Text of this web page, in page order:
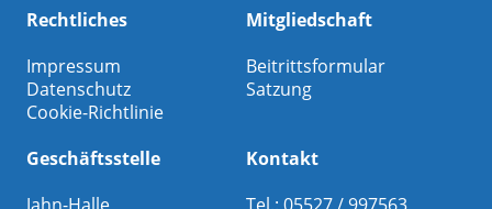
Rechtliches
Impressum
Datenschutz
Cookie-Richtlinie
Mitgliedschaft
Beitrittsformular
Satzung
Geschäftsstelle
Kontakt